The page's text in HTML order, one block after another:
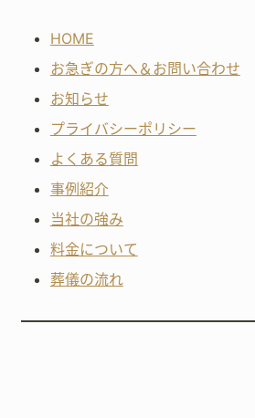
HOME
お急ぎの方へ＆お問い合わせ
お知らせ
プライバシーポリシー
よくある質問
事例紹介
当社の強み
料金について
葬儀の流れ